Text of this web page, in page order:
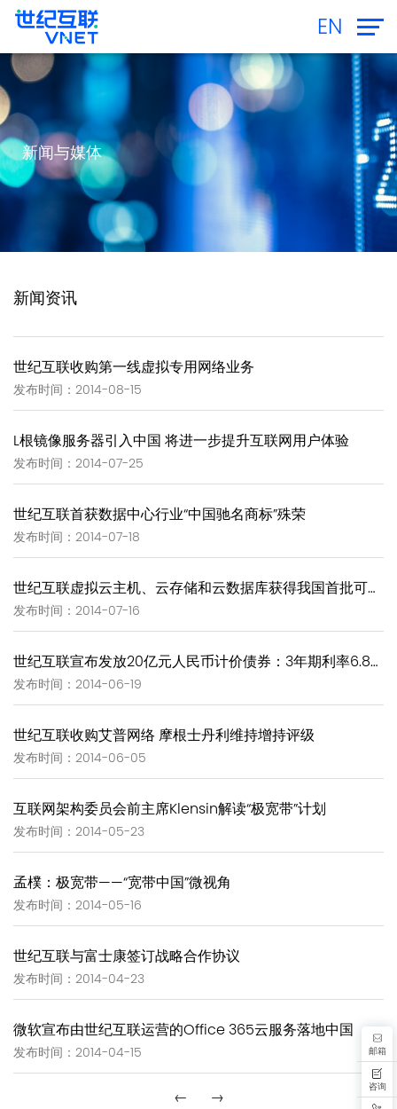
EN
新闻与媒体
新闻资讯
世纪互联收购第一线虚拟专用网络业务
发布时间：2014-08-15
L根镜像服务器引入中国 将进一步提升互联网用户体验
发布时间：2014-07-25
世纪互联首获数据中心行业“中国驰名商标”殊荣
发布时间：2014-07-18
发布时间：2014-07-16
发布时间：2014-06-19
世纪互联收购艾普网络 摩根士丹利维持增持评级
发布时间：2014-06-05
互联网架构委员会前主席Klensin解读“极宽带”计划
发布时间：2014-05-23
孟樸：极宽带——“宽带中国”微视角
发布时间：2014-05-16
世纪互联与富士康签订战略合作协议
发布时间：2014-04-23
微软宣布由世纪互联运营的Office 365云服务落地中国
发布时间：2014-04-15
← →
邮箱
咨询